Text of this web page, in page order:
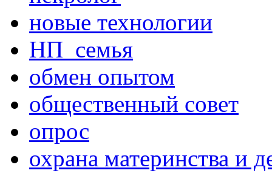
новые технологии
НП_семья
обмен опытом
общественный совет
опрос
охрана материнства и